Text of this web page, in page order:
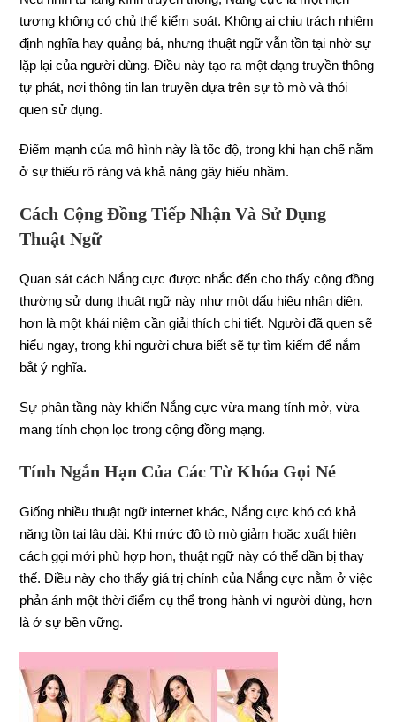
tượng không có chủ thể kiểm soát. Không ai chịu trách nhiệm
định nghĩa hay quảng bá, nhưng thuật ngữ vẫn tồn tại nhờ sự
lặp lại của người dùng. Điều này tạo ra một dạng truyền thông
tự phát, nơi thông tin lan truyền dựa trên sự tò mò và thói
quen sử dụng.
Điểm mạnh của mô hình này là tốc độ, trong khi hạn chế nằm
ở sự thiếu rõ ràng và khả năng gây hiểu nhầm.
Cách Cộng Đồng Tiếp Nhận Và Sử Dụng
Thuật Ngữ
Quan sát cách Nắng cực được nhắc đến cho thấy cộng đồng
thường sử dụng thuật ngữ này như một dấu hiệu nhận diện,
hơn là một khái niệm cần giải thích chi tiết. Người đã quen sẽ
hiểu ngay, trong khi người chưa biết sẽ tự tìm kiếm để nắm
bắt ý nghĩa.
Sự phân tầng này khiến Nắng cực vừa mang tính mở, vừa
mang tính chọn lọc trong cộng đồng mạng.
Tính Ngắn Hạn Của Các Từ Khóa Gọi Né
Giống nhiều thuật ngữ internet khác, Nắng cực khó có khả
năng tồn tại lâu dài. Khi mức độ tò mò giảm hoặc xuất hiện
cách gọi mới phù hợp hơn, thuật ngữ này có thể dần bị thay
thế. Điều này cho thấy giá trị chính của Nắng cực nằm ở việc
phản ánh một thời điểm cụ thể trong hành vi người dùng, hơn
là ở sự bền vững.